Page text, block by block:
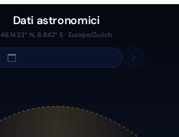
Dati astronomici
46.1433° N, 8.842° E · Europe/Zurich